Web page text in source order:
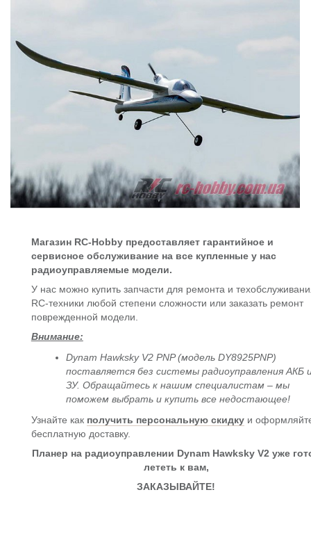
Магазин RC-Hobby предоставляет гарантийное и
сервисное обслуживание на все купленные у нас
радиоуправляемые модели.
У нас можно купить запчасти для ремонта и
RC-техники любой степени сложности или заказать ремонт
поврежденной модели.
Внимание:
Dynam Hawksky V2 PNP (модель DY8925PNP)
поставляется без системы радиоуправления АКБ
ЗУ. Обращайтесь к нашим специалистам – мы
поможем выбрать и купить все недостающее!
Узнайте как получить персональную скидку и
бесплатную доставку.
Планер на радиоуправлении Dynam Hawksky V2 уже
лететь к вам,
ЗАКАЗЫВАЙТЕ!